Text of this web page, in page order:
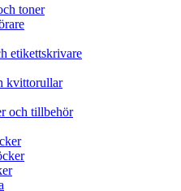
toner
etikettskrivare
kvittorullar
och tillbehör